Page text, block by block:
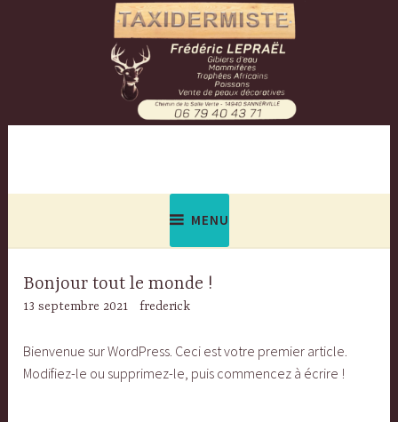
MENU
Bonjour tout le monde !
13 septembre 2021 frederick
Bienvenue sur WordPress. Ceci est votre premier article.
Modifiez-le ou supprimez-le, puis commencez à écrire !